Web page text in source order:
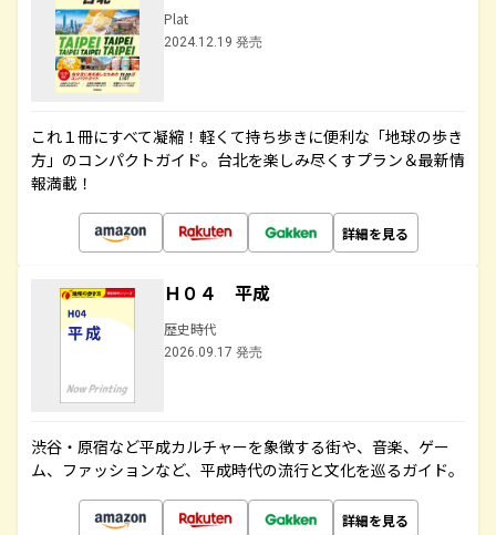
Plat
2024.12.19 発売
これ１冊にすべて凝縮！軽くて持ち歩きに便利な「地球の歩き
方」のコンパクトガイド。台北を楽しみ尽くすプラン＆最新情
報満載！
詳細を見る
Ｈ０４ 平成
歴史時代
2026.09.17 発売
渋谷・原宿など平成カルチャーを象徴する街や、音楽、ゲー
ム、ファッションなど、平成時代の流行と文化を巡るガイド。
詳細を見る